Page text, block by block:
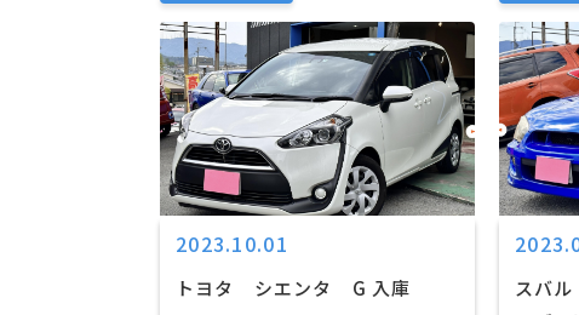
2023.10.01
トヨタ シエンタ G 入庫
スバ